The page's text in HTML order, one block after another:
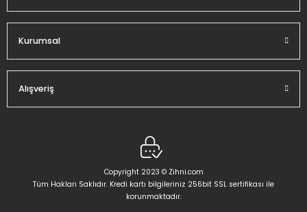
Kurumsal
Alışveriş
Copyright 2023 © Zihni.com
Tüm Hakları Saklıdır. Kredi kartı bilgileriniz 256bit SSL sertifikası ile
korunmaktadır.